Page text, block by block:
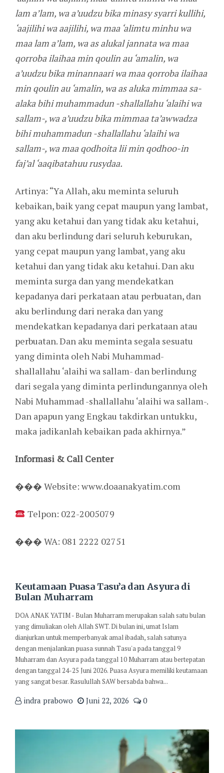
lam a’lam, wa a’uudzu bika minasy syarri kullihi,
‘aajilihi wa aajilihi, wa maa ‘alimtu minhu wa
maa lam a’lam, wa as alukal jannata wa maa
qorroba ilaihaa min qoulin au ‘amalin, wa
a’uudzu bika minannaari wa maa qorroba ilaihaa
min qoulin au ‘amalin, wa as aluka mimmaa sa-
alaka bihi muhammadun -shallallahu ‘alaihi wa
sallam-, wa a’uudzu bika mimmaa ta’awwadza
bihi muhammadun -shallallahu ‘alaihi wa
sallam-, wa maa qodhoita lii min qodhoo-in
faj’al ‘aaqibatahuu rusydaa.
Artinya: “Ya Allah, aku meminta seluruh
kebaikan, baik yang cepat maupun yang lambat,
yang aku ketahui dan yang tidak aku ketahui,
dan aku berlindung dari seluruh keburukan,
yang cepat maupun yang lambat, yang aku
ketahui dan yang tidak aku ketahui. Dan aku
meminta surga dan yang mendekatkan
kepadanya dari perkataan atau perbuatan, dan
aku berlindung dari neraka dan yang
mendekatkan kepadanya dari perkataan atau
perbuatan. Dan aku meminta segala sesuatu
yang diminta oleh Nabi Muhammad-
shallallahu ‘alaihi wa sallam- dan berlindung
dari segala yang diminta perlindungannya oleh
Nabi Muhammad -shallallahu ‘alaihi wa sallam-.
Dan apapun yang Engkau takdirkan untukku,
maka jadikanlah kebaikan pada akhirnya.”
Informasi & Call Center
��� Website: www.doaanakyatim.com
Telpon: 022-2005079
��� WA: 081 2222 02751
Keutamaan Puasa Tasu’a dan Asyura di
Bulan Muharram
DOA ANAK YATIM - Bulan Muharram merupakan salah satu bulan
yang dimuliakan oleh Allah SWT. Di bulan ini, umat Islam
dianjurkan untuk memperbanyak amal ibadah, salah satunya
dengan menjalankan puasa sunnah Tasu'a pada tanggal 9
Muharram dan Asyura pada tanggal 10 Muharram atau bertepatan
dengan tanggal 24-25 Juni 2026. Puasa Asyura memiliki keutamaan
yang sangat besar. Rasulullah SAW bersabda bahwa...
indra prabowo Juni 22, 2026 0